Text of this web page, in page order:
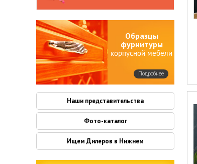
Подробнее
Образцы
фурнитуры
корпусной мебели
Наши представительства
Фото-каталог
Ищем Дилеров в Нижнем